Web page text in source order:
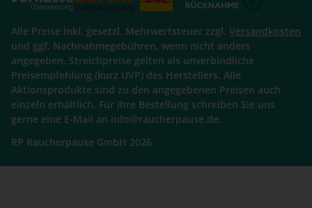
Alle Preise inkl. gesetzl. Mehrwertsteuer zzgl. Versandkosten
und ggf. Nachnahmegebühren, wenn nicht anders
angegeben. Streichpreise gelten als unverbindliche
Preisempfehlung (kurz UVP) des Herstellers. Alle
Aktionsprodukte sind zu den angegebenen Preisen auch
einzeln erhältlich. Für Ihre Bestellung schreiben Sie uns
gerne eine E-Mail an info@raucherpause.de.
RP Raucherpause GmbH 2026